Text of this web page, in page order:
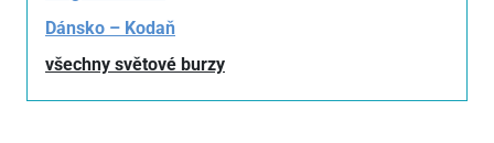
Dánsko – Kodaň
všechny světové burzy